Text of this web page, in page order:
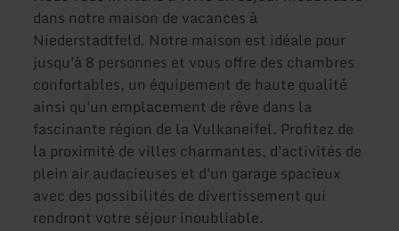
dans notre maison de vacances à
Niederstadtfeld. Notre maison est idéale pour
jusqu'à 8 personnes et vous offre des chambres
confortables, un équipement de haute qualité
ainsi qu'un emplacement de rêve dans la
fascinante région de la Vulkaneifel. Profitez de
la proximité de villes charmantes, d'activités de
plein air audacieuses et d'un garage spacieux
avec des possibilités de divertissement qui
rendront votre séjour inoubliable.